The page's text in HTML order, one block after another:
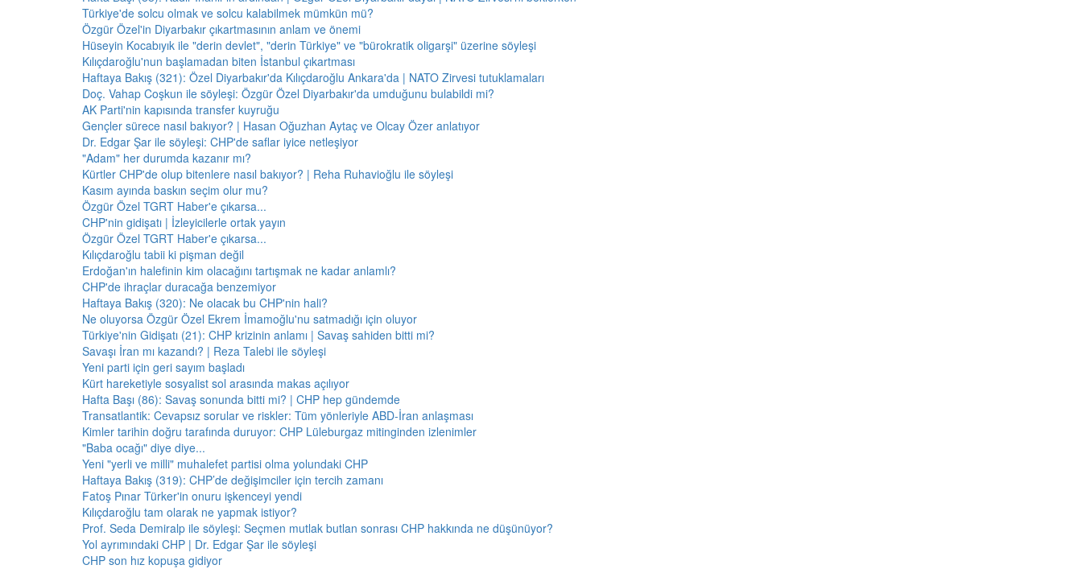
Türkiye'de solcu olmak ve solcu kalabilmek mümkün mü?
Özgür Özel'in Diyarbakır çıkartmasının anlam ve önemi
Hüseyin Kocabıyık ile "derin devlet", "derin Türkiye" ve "bürokratik oligarşi" üzerine söyleşi
Kılıçdaroğlu'nun başlamadan biten İstanbul çıkartması
Haftaya Bakış (321): Özel Diyarbakır'da Kılıçdaroğlu Ankara'da | NATO Zirvesi tutuklamaları
Doç. Vahap Coşkun ile söyleşi: Özgür Özel Diyarbakır'da umduğunu bulabildi mi?
AK Parti'nin kapısında transfer kuyruğu
Gençler sürece nasıl bakıyor? | Hasan Oğuzhan Aytaç ve Olcay Özer anlatıyor
Dr. Edgar Şar ile söyleşi: CHP'de saflar iyice netleşiyor
"Adam" her durumda kazanır mı?
Kürtler CHP'de olup bitenlere nasıl bakıyor? | Reha Ruhavioğlu ile söyleşi
Kasım ayında baskın seçim olur mu?
Özgür Özel TGRT Haber'e çıkarsa...
CHP'nin gidişatı | İzleyicilerle ortak yayın
Özgür Özel TGRT Haber'e çıkarsa...
Kılıçdaroğlu tabii ki pişman değil
Erdoğan'ın halefinin kim olacağını tartışmak ne kadar anlamlı?
CHP'de ihraçlar duracağa benzemiyor
Haftaya Bakış (320): Ne olacak bu CHP'nin hali?
Ne oluyorsa Özgür Özel Ekrem İmamoğlu'nu satmadığı için oluyor
Türkiye'nin Gidişatı (21): CHP krizinin anlamı | Savaş sahiden bitti mi?
Savaşı İran mı kazandı? | Reza Talebi ile söyleşi
Yeni parti için geri sayım başladı
Kürt hareketiyle sosyalist sol arasında makas açılıyor
Hafta Başı (86): Savaş sonunda bitti mi? | CHP hep gündemde
Transatlantik: Cevapsız sorular ve riskler: Tüm yönleriyle ABD-İran anlaşması
Kimler tarihin doğru tarafında duruyor: CHP Lüleburgaz mitinginden izlenimler
"Baba ocağı" diye diye...
Yeni "yerli ve milli" muhalefet partisi olma yolundaki CHP
Haftaya Bakış (319): CHP’de değişimciler için tercih zamanı
Fatoş Pınar Türker'in onuru işkenceyi yendi
Kılıçdaroğlu tam olarak ne yapmak istiyor?
Prof. Seda Demiralp ile söyleşi: Seçmen mutlak butlan sonrası CHP hakkında ne düşünüyor?
Yol ayrımındaki CHP | Dr. Edgar Şar ile söyleşi
CHP son hız kopuşa gidiyor